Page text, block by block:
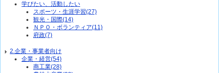
学びたい、活動したい
スポーツ・生涯学習(27)
観光・国際(14)
ＮＰＯ・ボランティア(11)
府政(7)
2.企業・事業者向け
企業・経営(54)
商工業(28)